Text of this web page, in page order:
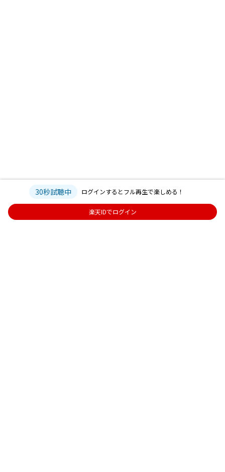
30秒試聴中 ログインするとフル再生で楽しめる！
楽天IDでログイン